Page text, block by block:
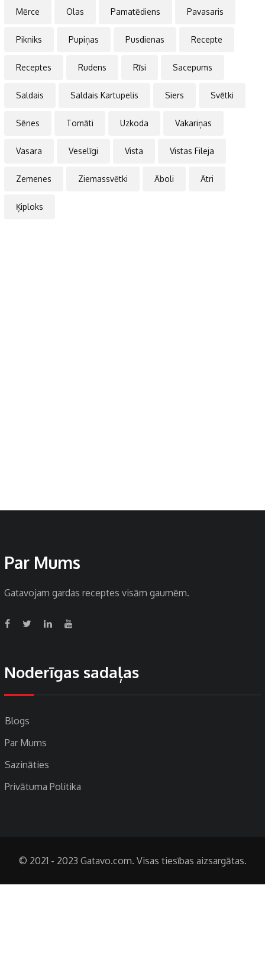
Mērce Olas Pamatēdiens Pavasaris
Pikniks Pupiņas Pusdienas Recepte
Receptes Rudens Rīsi Sacepums
Saldais Saldais Kartupelis Siers Svētki
Sēnes Tomāti Uzkoda Vakariņas
Vasara Veselīgi Vista Vistas Fileja
Zemenes Ziemassvētki Āboli Ātri
Ķiploks
Par Mums
Gatavojam gardas receptes visām gaumēm.
Noderīgas sadaļas
Blogs
Par Mums
Sazināties
Privātuma Politika
© 2021 - 2023 Gatavo.com. Visas tiesības aizsargātas.